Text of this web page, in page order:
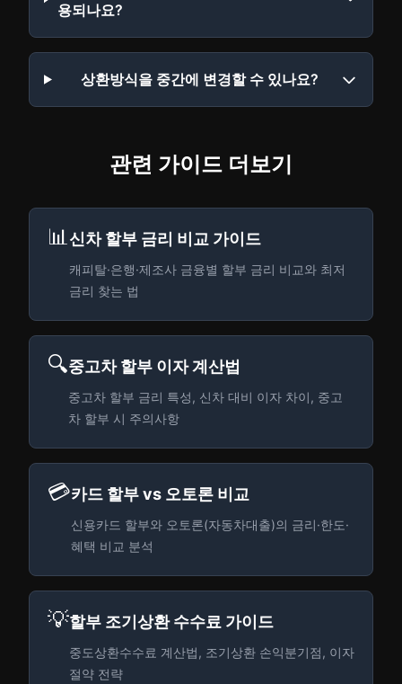
용되나요?
상환방식을 중간에 변경할 수 있나요?
관련 가이드 더보기
📊신차 할부 금리 비교 가이드
캐피탈·은행·제조사 금융별 할부 금리 비교와 최저
금리 찾는 법
🔍중고차 할부 이자 계산법
중고차 할부 금리 특성, 신차 대비 이자 차이, 중고
차 할부 시 주의사항
💳카드 할부 vs 오토론 비교
신용카드 할부와 오토론(자동차대출)의 금리·한도·
혜택 비교 분석
💡할부 조기상환 수수료 가이드
중도상환수수료 계산법, 조기상환 손익분기점, 이자
절약 전략